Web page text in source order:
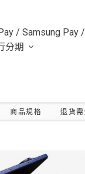
/ Samsung Pay /
分期
商品規格 退貨需